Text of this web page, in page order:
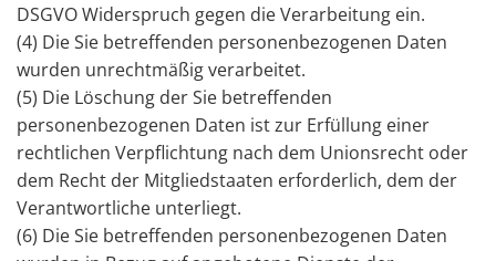
DSGVO Widerspruch gegen die Verarbeitung ein.
(4) Die Sie betreffenden personenbezogenen Daten
wurden unrechtmäßig verarbeitet.
(5) Die Löschung der Sie betreffenden
personenbezogenen Daten ist zur Erfüllung einer
rechtlichen Verpflichtung nach dem Unionsrecht oder
dem Recht der Mitgliedstaaten erforderlich, dem der
Verantwortliche unterliegt.
(6) Die Sie betreffenden personenbezogenen Daten